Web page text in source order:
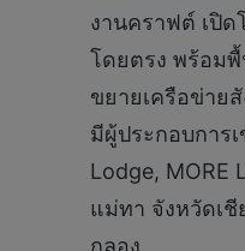
งานคราฟต์ เปิ
โดยตรง พร้อม
ขยายเครือข่าย
มีผู้ประกอบการ
Lodge, MORE
แม่ทา จังหวัดเ
กลอง